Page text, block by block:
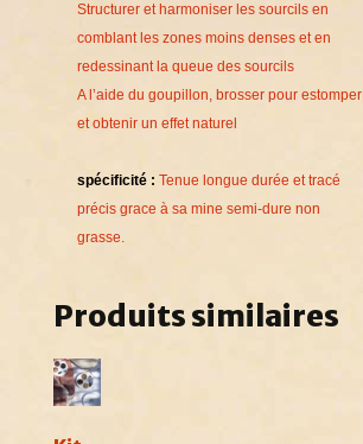
Structurer et harmoniser les sourcils en
comblant les zones moins denses et en
redessinant la queue des sourcils
A l’aide du goupillon, brosser pour estomper
et obtenir un effet naturel
spécificité : Tenue longue durée et tracé
précis grace à sa mine semi-dure non
grasse.
Produits similaires